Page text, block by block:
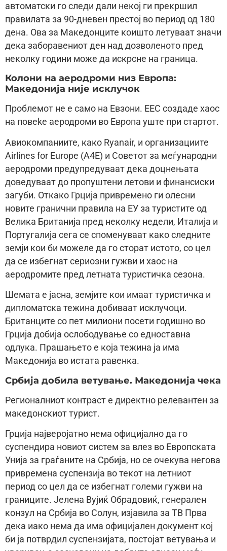
автоматски го следи дали некоj ги прекршил
правилата за 90-дневен престоj во период од 180
дена. Ова за Македонците коишто летуваат значи
дека заборавениот ден над дозволеното пред
неколку години може да искрсне на граница.
Колони на аеродроми низ Европа:
Македониjа ниjе исклучок
Проблемот не е само на Евзони. ЕЕС создаде хаос
на повеke аеродроми во Европа уште при стартот.
Авиокомпаниите, како Ryanair, и организациите
Airlines for Europe (A4E) и Советот за меѓународни
аеродроми предупредуваат дека доцнењата
доведуваат до пропуштени летови и финансиски
загуби. Откако Грциjа привремено ги олесни
новите гранични правила на ЕУ за туристите од
Велика Британиjа пред неколку недели, Италиjа и
Португалиjа сега се споменуваат како следните
земји кои би можеле да го сторат истото, со цел
да се избегнат сериозни гужви и хаос на
аеродромите пред летната туристичка сезона.
Шемата е jасна, земjите кои имаат туристичка и
дипломатска тежина добиваат исклучоци.
Британците со пет милиони посети годишно во
Грциjа добиjа ослободување со едноставна
одлука. Прашањето е коjа тежина ја има
Македониjа во истата равенка.
Србиjа добила ветување. Македониjа чека
Регионалниот контраст е директно релевантен за
македонскиот турист.
Грциjа наjверojатно нема официjално да го
суспендира новиот систем за влез во Европската
Униjа за граѓаните на Србиjа, но се очекува негова
привремена суспензиjа во текот на летниот
период со цел да се избегнат големи гужви на
границите. Jелена Вуjиќ Обрадовиќ, генерален
конзул на Србиjа во Солун, изjавила за ТВ Прва
дека иако нема да има официjален документ коj
би jа потврдил суспензиjата, постоjат ветувања и